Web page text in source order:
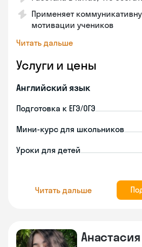
Применяет
мотивации учеников
Читать дальше
Услуги и цены
Английский язык
Подготовка к ЕГЭ/ОГЭ
Мини-курс для школьников
Уроки для детей
Читать дальше
Анастасия